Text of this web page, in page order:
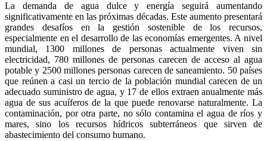
La demanda de agua dulce y energía seguirá aumentando
significativamente en las próximas décadas. Este aumento presentará
grandes desafíos en la gestión sostenible de los recursos,
especialmente en el desarrollo de las economías emergentes. A nivel
mundial, 1300 millones de personas actualmente viven sin
electricidad, 780 millones de personas carecen de acceso al agua
potable y 2500 millones personas carecen de saneamiento. 50 países
que reúnen a casi un tercio de la población mundial carecen de un
adecuado suministro de agua, y 17 de ellos extraen anualmente más
agua de sus acuíferos de la que puede renovarse naturalmente. La
contaminación, por otra parte, no sólo contamina el agua de ríos y
mares, sino los recursos hídricos subterráneos que sirven de
abastecimiento del consumo humano.